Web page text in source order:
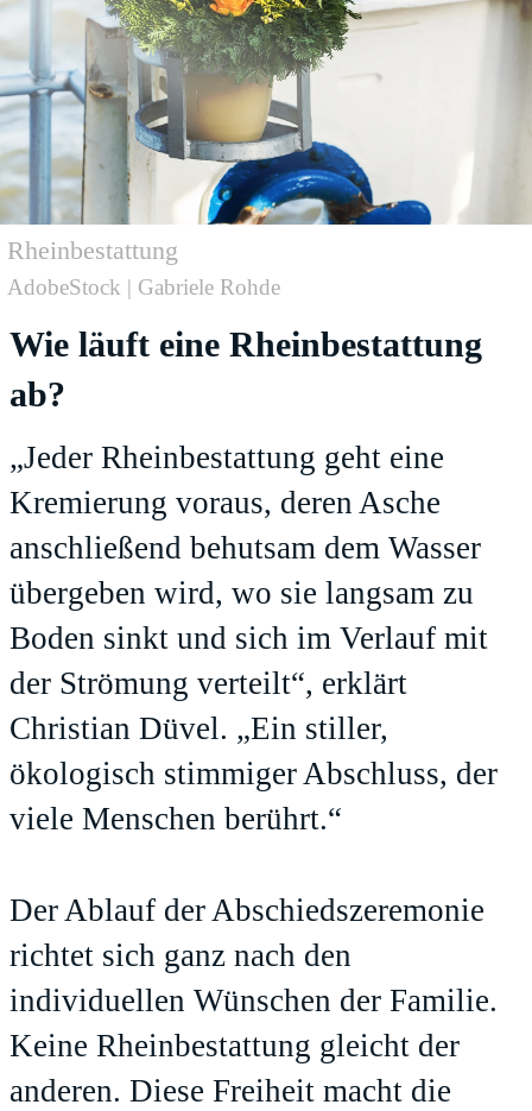
Rheinbestattung
AdobeStock | Gabriele Rohde
Wie läuft eine Rheinbestattung
ab?
„Jeder Rheinbestattung geht eine
Kremierung voraus, deren Asche
anschließend behutsam dem Wasser
übergeben wird, wo sie langsam zu
Boden sinkt und sich im Verlauf mit
der Strömung verteilt“, erklärt
Christian Düvel. „Ein stiller,
ökologisch stimmiger Abschluss, der
viele Menschen berührt.“
Der Ablauf der Abschiedszeremonie
richtet sich ganz nach den
individuellen Wünschen der Familie.
Keine Rheinbestattung gleicht der
anderen. Diese Freiheit macht die